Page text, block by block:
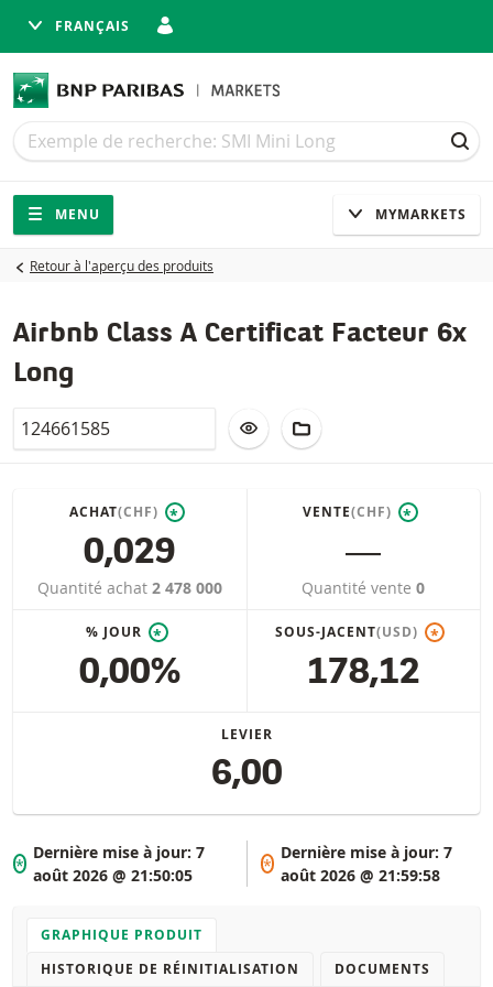
FRANÇAIS
Recherche
Recherche
Navigation
Navigation sur le site
MENU MYMARKETS
Retour à l'aperçu des produits
Airbnb Class A Certificat Facteur 6x
Long
Valor AJOUTER À LA LISTE DE SUIVI
ACHAT(CHF) *
0,029
Quantité achat 2 478 000
VENTE(CHF) *
―
Quantité vente 0
% JOUR *
0,00%
SOUS-JACENT(USD) *
178,12
LEVIER
6,00
*
Dernière mise à jour:7
août 2026 @ 21:50:05
*
Dernière mise à jour: 7
août 2026 @ 21:59:58
GRAPHIQUE PRODUIT
HISTORIQUE DE RÉINITIALISATION
DOCUMENTS